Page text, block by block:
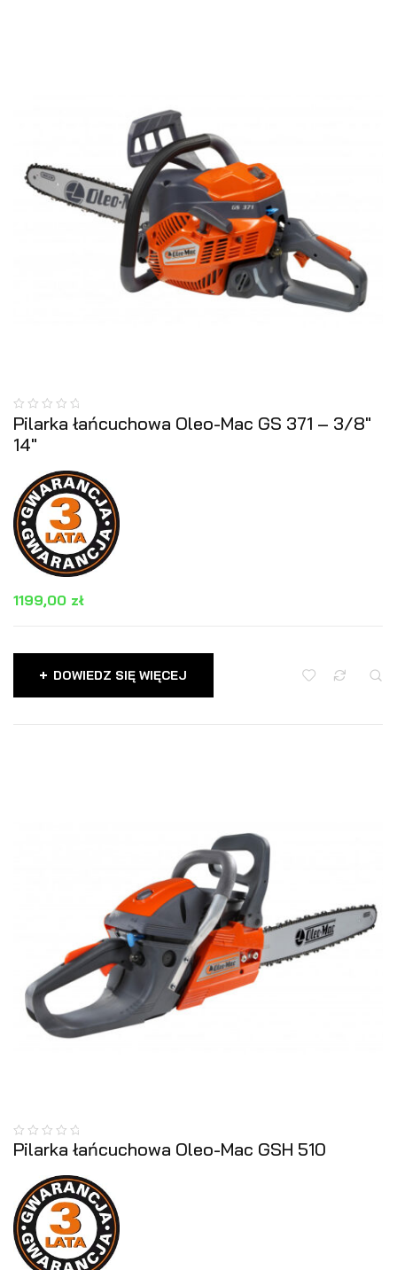
Pilarka łańcuchowa Oleo-Mac GS 371 – 3/8″
14″
1199,00 zł
DOWIEDZ SIĘ WIĘCEJ
Pilarka łańcuchowa Oleo-Mac GSH 510